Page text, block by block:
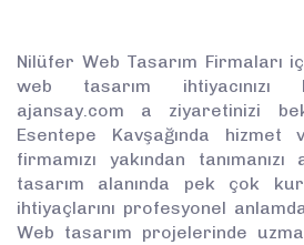
Nilüfer Web Tasarım Firmaları
web tasarım ihtiyacınızı
ajansay.com a ziyaretinizi
Esentepe Kavşağında hizmet
firmamızı yakından
tasarım alanında pek çok
ihtiyaçlarını profesyonel
Web tasarım projelerinde